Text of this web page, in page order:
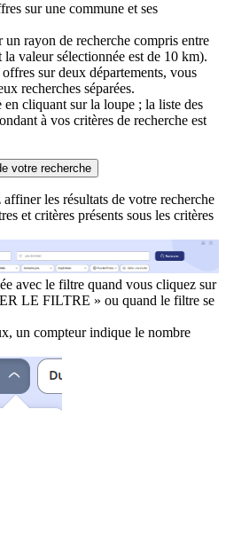
sur une commune et ses
un rayon de recherche compris entre
valeur sélectionnée est de 10 km).
sur deux départements, vous
recherches séparées.
cliquant sur la loupe ; la liste des
à vos critères de recherche est
votre recherche
les résultats de votre recherche
et critères présents sous les critères
avec le filtre quand vous cliquez sur
LE FILTRE » ou quand le filtre se
un compteur indique le nombre